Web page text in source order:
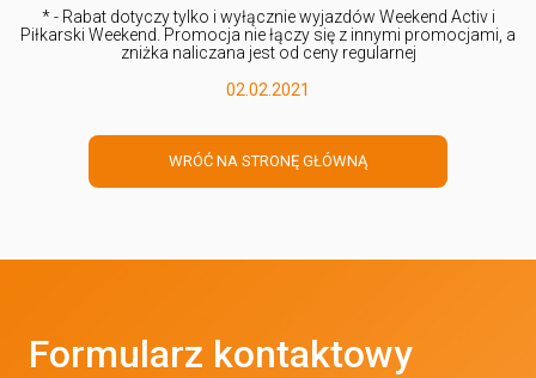
* - Rabat dotyczy tylko i wyłącznie wyjazdów Weekend Activ i
Piłkarski Weekend. Promocja nie łączy się z innymi promocjami, a
zniżka naliczana jest od ceny regularnej
02.02.2021
WRÓĆ NA STRONĘ GŁÓWNĄ
Formularz kontaktowy